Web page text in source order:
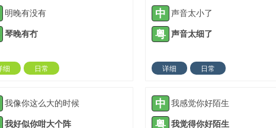
明晚有没有
琴晚有冇
细
日常
中 声音太小了
粤 声音太细了
详细
日常
我像你这么大的时候
我好似你咁大个阵
中 我感觉你好陌生
粤 我觉得你好陌生